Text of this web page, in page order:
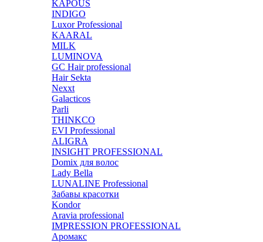
KAPOUS
INDIGO
Luxor Professional
KAARAL
MILK
LUMINOVA
GC Hair professional
Hair Sekta
Nexxt
Galacticos
Parli
THINKCO
EVI Professional
ALIGRA
INSIGHT PROFESSIONAL
Domix для волос
Lady Bella
LUNALINE Professional
Забавы красотки
Kondor
Aravia professional
IMPRESSION PROFESSIONAL
Аромакс